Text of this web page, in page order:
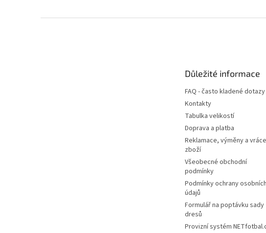
Důležité informace
FAQ - často kladené dotazy
Kontakty
Tabulka velikostí
Doprava a platba
Reklamace, výměny a
zboží
Všeobecné obchodní
podmínky
Podmínky ochrany osobních
údajů
Formulář na poptávku sady
dresů
Provizní systém